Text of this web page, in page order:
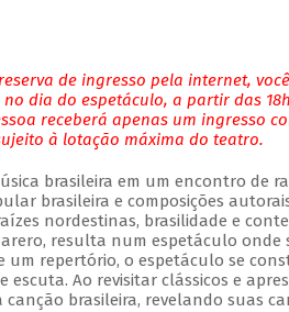
de ingresso pela internet,
no dia do espetáculo, a partir das
receberá apenas um ingresso
à lotação máxima do teatro.
brasileira em um encontro de
brasileira e composições
nordestinas, brasilidade e
resulta num espetáculo onde
repertório, o espetáculo se
escuta. Ao revisitar clássicos e
brasileira, revelando suas